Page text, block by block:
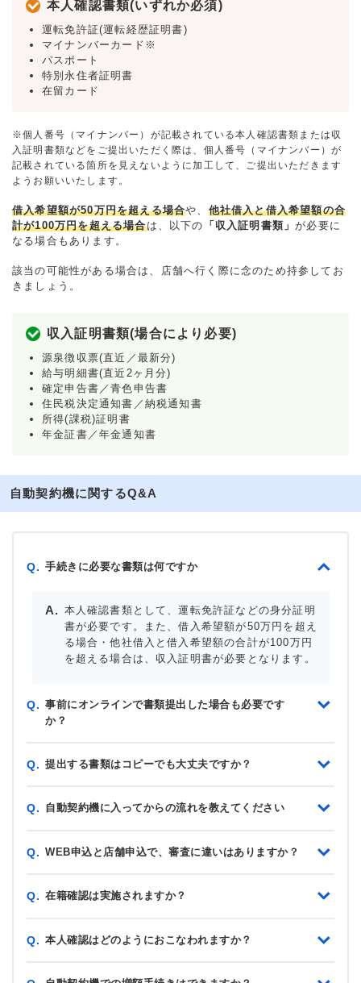
本人確認書類(いずれか必須)
運転免許証(運転経歴証明書)
マイナンバーカード※
パスポート
特別永住者証明書
在留カード
※個人番号（マイナンバー）が記載されている本人確認書類または収
入証明書類などをご提出いただく際は、個人番号（マイナンバー）が
記載されている箇所を見えないように加工して、ご提出いただきます
ようお願いいたします。
借入希望額が50万円を超える場合や、 他社借入と借入希望額の合
計が100万円を超える場合は、以下の 「収入証明書類」が必要に
なる場合もあります。
該当の可能性がある場合は、店舗へ行く際に念のため持参してお
きましょう。
収入証明書類(場合により必要)
源泉徴収票(直近／最新分)
給与明細書(直近2ヶ月分)
確定申告書／青色申告書
住民税決定通知書／納税通知書
所得(課税)証明書
年金証書／年金通知書
自動契約機に関するQ&A
Q. 手続きに必要な書類は何ですか
本人確認書類として、運転免許証などの身分証明
書が必要です。また、借入希望額が50万円を超え
る場合・他社借入と借入希望額の合計が100万円
を超える場合は、収入証明書が必要となります。
Q. 事前にオンラインで書類提出した場合も必要です
か？
Q. 提出する書類はコピーでも大丈夫ですか？
Q. 自動契約機に入ってからの流れを教えてください
Q. WEB申込と店舗申込で、審査に違いはありますか？
Q. 在籍確認は実施されますか？
Q. 本人確認はどのようにおこなわれますか？